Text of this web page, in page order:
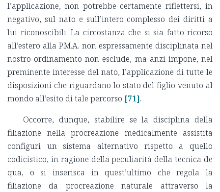
l’applicazione, non potrebbe certamente riflettersi, in
negativo, sul nato e sull’intero complesso dei diritti a
lui riconoscibili. La circostanza che si sia fatto ricorso
all’estero alla P.M.A. non espressamente disciplinata nel
nostro ordinamento non esclude, ma anzi impone, nel
preminente interesse del nato, l’applicazione di tutte le
disposizioni che riguardano lo stato del figlio venuto al
mondo all’esito di tale percorso [71].
Occorre, dunque, stabilire se la disciplina della
filiazione nella procreazione medicalmente assistita
configuri un sistema alternativo rispetto a quello
codicistico, in ragione della peculiarità della tecnica de
qua, o si inserisca in quest’ultimo che regola la
filiazione da procreazione naturale attraverso la